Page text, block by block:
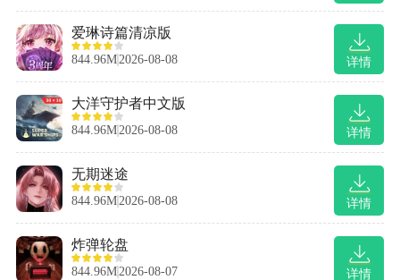
详情
爱琳诗篇清凉版
844.96M2026-08-08
详情
大洋守护者中文版
844.96M2026-08-08
详情
无期迷途
844.96M2026-08-08
详情
炸弹轮盘
844.96M2026-08-07